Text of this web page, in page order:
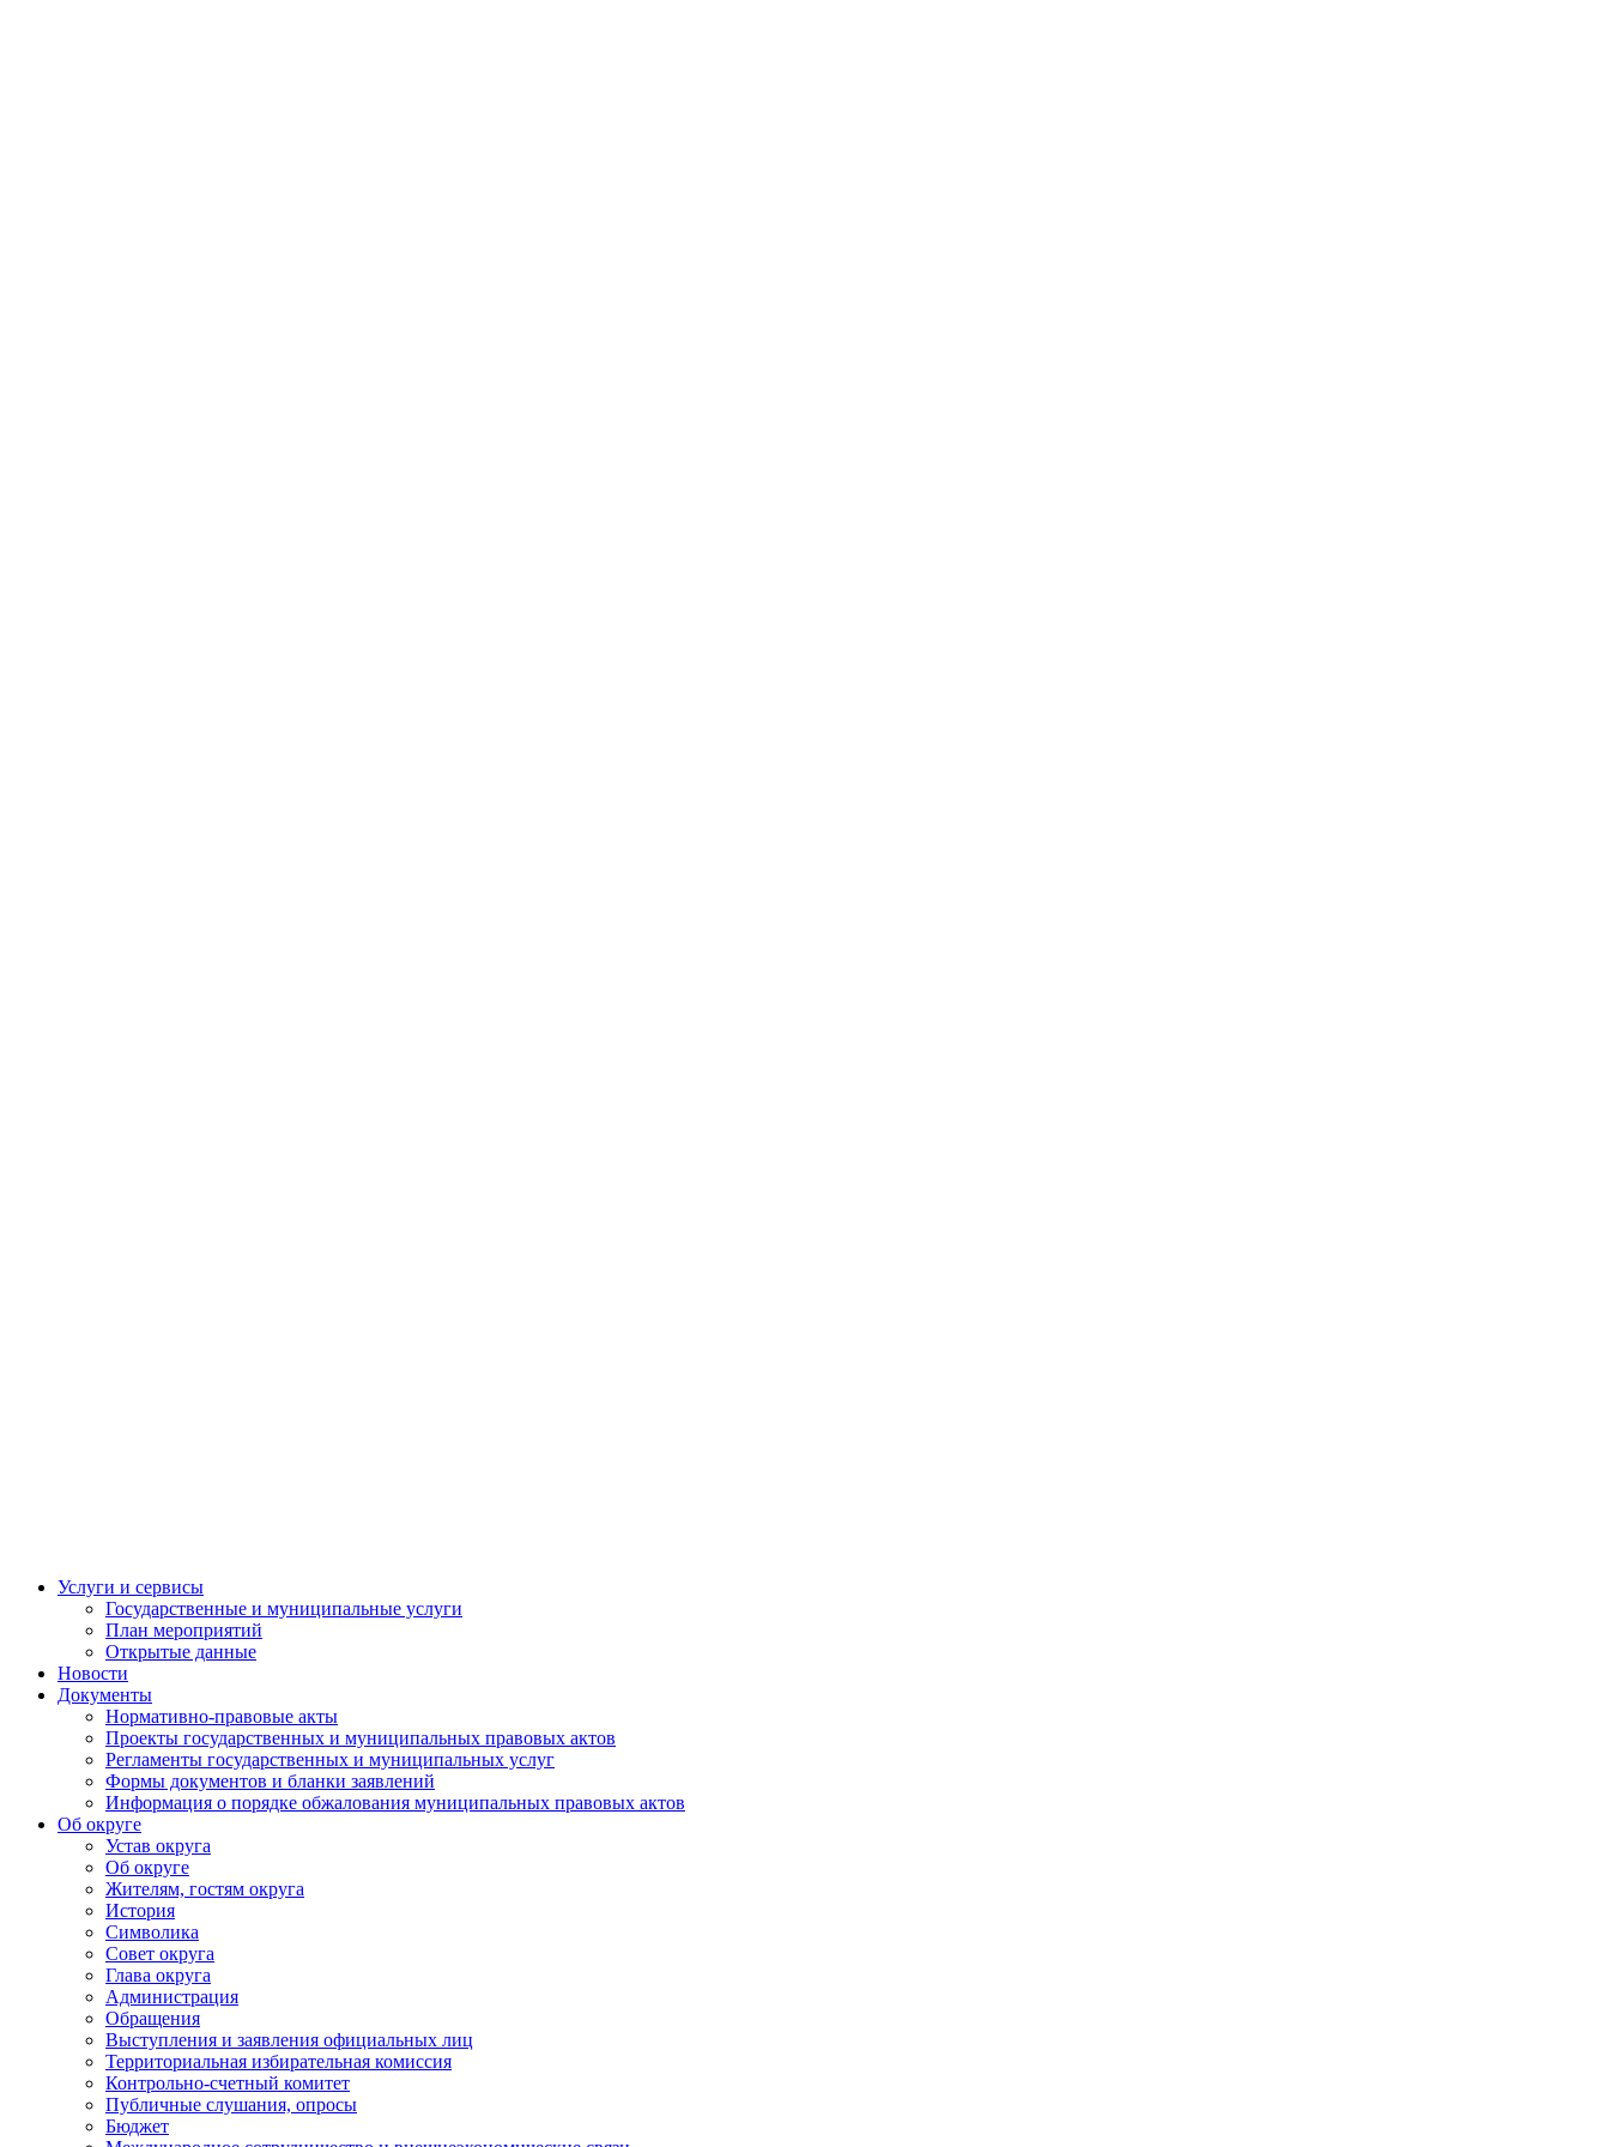
Услуги и сервисы
Государственные и муниципальные услуги
План мероприятий
Открытые данные
Новости
Документы
Нормативно-правовые акты
Проекты государственных и муниципальных правовых актов
Регламенты государственных и муниципальных услуг
Формы документов и бланки заявлений
Информация о порядке обжалования муниципальных правовых актов
Об округе
Устав округа
Об округе
Жителям, гостям округа
История
Символика
Совет округа
Глава округа
Администрация
Обращения
Выступления и заявления официальных лиц
Территориальная избирательная комиссия
Контрольно-счетный комитет
Публичные слушания, опросы
Бюджет